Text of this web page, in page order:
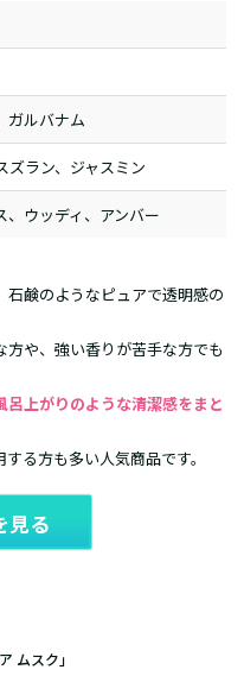
ガルバナム
ズラン、ジャスミン
、ウッディ、アンバー
鹸のようなピュアで透明感の
や、強い香りが苦手な方でも
上がりのような清潔感をまと
る方も多い人気商品です。
見る
ムスク」